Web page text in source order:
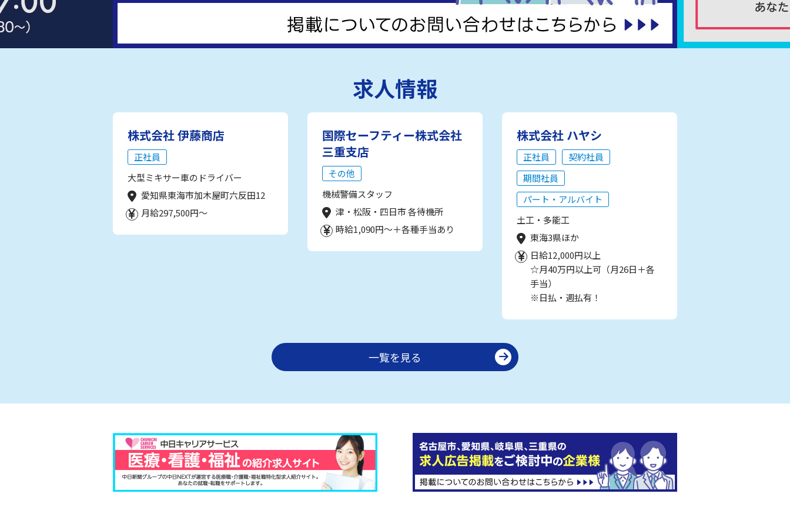
求人情報
株式会社 伊藤商店
正社員
大型ミキサー車のドライバー
愛知県東海市加木屋町六反田12
月給297,500円～
国際セーフティー株式会社
三重支店
その他
機械警備スタッフ
津・松阪・四日市 各待機所
時給1,090円～＋各種手当あり
株式会社 ハヤシ
正社員
契約社員
期間社員
パート・アルバイト
土工・多能工
東海3県ほか
日給12,000円以上
☆月40万円以上可（月26日＋各
手当）
※日払・週払有！
一覧を見る